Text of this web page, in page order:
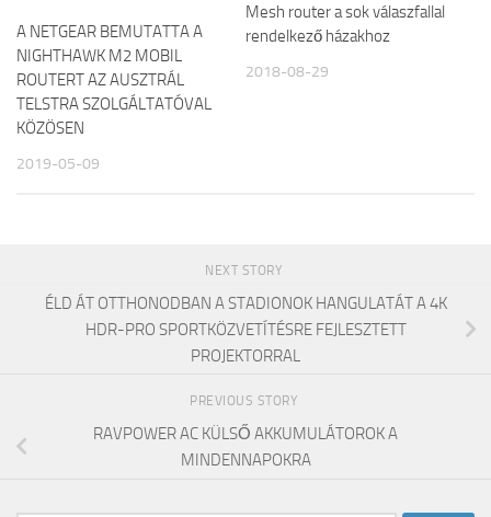
A NETGEAR BEMUTATTA A
NIGHTHAWK M2 MOBIL
ROUTERT AZ AUSZTRÁL
TELSTRA SZOLGÁLTATÓVAL
KÖZÖSEN
2019-05-09
Mesh router a sok válaszfallal
rendelkező házakhoz
2018-08-29
NEXT STORY
ÉLD ÁT OTTHONODBAN A STADIONOK HANGULATÁT A 4K
HDR-PRO SPORTKÖZVETÍTÉSRE FEJLESZTETT
PROJEKTORRAL
PREVIOUS STORY
RAVPOWER AC KÜLSŐ AKKUMULÁTOROK A
MINDENNAPOKRA